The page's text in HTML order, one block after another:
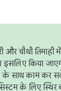
चौथी तिमाही
किया
के साथ काम कर
के लिए स्थिर